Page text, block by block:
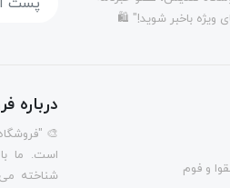
ویژه باخبر شوید!" 🛍️
و فوم
درباره
🎨
است. ما
شناخته